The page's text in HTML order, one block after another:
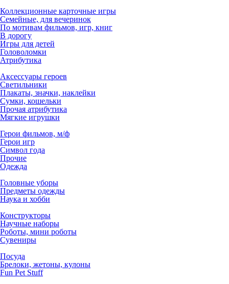
Коллекционные карточные игры
Семейные, для вечеринок
По мотивам фильмов, игр, книг
В дорогу
Игры для детей
Головоломки
Атрибутика
Аксессуары героев
Светильники
Плакаты, значки, наклейки
Сумки, кошельки
Прочая атрибутика
Мягкие игрушки
Герои фильмов, м/ф
Герои игр
Символ года
Прочие
Одежда
Головные уборы
Предметы одежды
Наука и хобби
Конструкторы
Научные наборы
Роботы, мини роботы
Сувениры
Посуда
Брелоки, жетоны, кулоны
Fun Pet Stuff